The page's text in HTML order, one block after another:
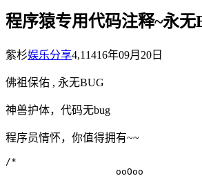
程序猿专用代码注释~永无
紫杉娱乐分享4,11416年09月20日
佛祖保佑 , 永无BUG
神兽护体，代码无bug
程序员情怀，你值得拥有~~
/*
                   _ooOoo_